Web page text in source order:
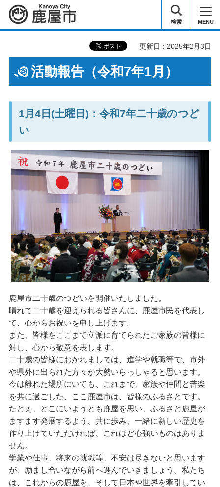
鹿屋市 検索 MENU
更新日：2025年2月3日
活動報告（令和7年1月）
1月4日(土曜日)：令和7年二十歳のつど
い
鹿屋市二十歳のつどいを開催いたしました。
晴れて二十歳を迎えられる皆さんに、鹿屋市民を代表し
て、心からお祝いを申し上げます。
また、皆様をここまで立派に育てられたご家族の皆様に
対し、心から敬意を表します。
二十歳の皆様におかれましては、進学や就職等で、市外
や県外に出られた方々が大勢いらっしゃると思います。
今は離れた場所にいても、これまで、家族や仲間と苦楽
を共に過ごした、ここ鹿屋市は、皆様のふるさとです。
たとえ、どこにいようとも鹿屋を思い、ふるさと鹿屋が
ますます発展するよう、共に歩み、一緒に新しい歴史を
作り上げていただければ、これほど心強いものはありま
せん。
学業や仕事、将来の就職等、不安は尽きないと思います
が、励まし合いながら前へ進んでいきましょう。私たち
は、これからの鹿屋を、そして日本や世界を牽引してい